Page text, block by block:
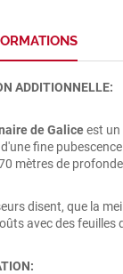
ADDITIONNELLE:
de Galiceest un
fine
mètres de
disent, que la
avec des feuilles